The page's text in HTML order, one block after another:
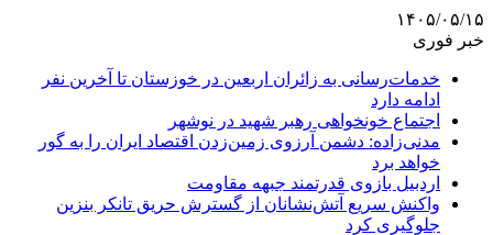
۱۴۰۵/۰۵/۱۵
خبر فوری
خدمات‌رسانی به زائران اربعین در خوزستان تا آخرین نفر
ادامه دارد
اجتماع خونخواهی رهبر شهید در نوشهر
مدنی‌زاده: دشمن آرزوی زمین‌زدن اقتصاد ایران را به گور
خواهد برد
اردبیل بازوی قدرتمند جبهه مقاومت
واکنش سریع آتش‌نشانان از گسترش حریق تانکر بنزین
جلوگیری کرد